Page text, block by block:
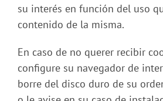
su interés en función del uso
contenido de la misma.
En caso de no querer recibir
configure su navegador de
borre del disco duro de su